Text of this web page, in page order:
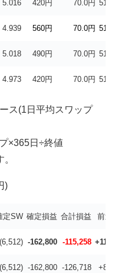
5.016 420円 70.0円
4.939 560円 70.0円
5.018 490円 70.0円
4.973 420円 70.0円
ス(1日平均スワップ
×365日÷終値
)
定SW 確定損益 合計損益 前週
(6,512) -162,800 -115,258
(6,512) -162,800 -126,718